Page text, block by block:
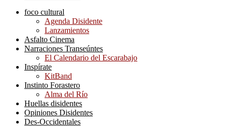
foco cultural
Agenda Disidente
Lanzamientos
Asfalto Cinema
Narraciones Transeúntes
El Calendario del Escarabajo
Inspírate
KitBand
Instinto Forastero
Alma del Río
Huellas disidentes
Opiniones Disidentes
Des-Occidentales